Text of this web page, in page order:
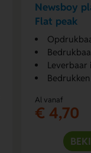
Newsboy
Flat peak
Leverbaar
Al vanaf
€ 4,70